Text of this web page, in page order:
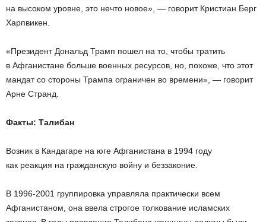
на высоком уровне, это нечто новое», — говорит Кристиан Берг
Харпвикен.
«Президент Дональд Трамп пошел на то, чтобы тратить
в Афганистане больше военных ресурсов, но, похоже, что этот
мандат со стороны Трампа ограничен во времени», — говорит
Арне Странд.
Факты: Талибан
Возник в Кандагаре на юге Афганистана в 1994 году
как реакция на гражданскую войну и беззаконие.
В 1996-2001 группировка управляла практически всем
Афганистаном, она ввела строгое толкование исламских